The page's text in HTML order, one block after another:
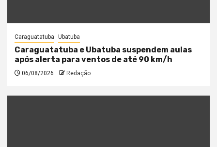
Caraguatatuba Ubatuba
Caraguatatuba e Ubatuba suspendem aulas
após alerta para ventos de até 90 km/h
06/08/2026 Redação